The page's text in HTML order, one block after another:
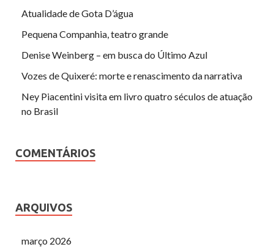
Atualidade de Gota D’água
Pequena Companhia, teatro grande
Denise Weinberg – em busca do Último Azul
Vozes de Quixeré: morte e renascimento da narrativa
Ney Piacentini visita em livro quatro séculos de atuação
no Brasil
COMENTÁRIOS
ARQUIVOS
março 2026